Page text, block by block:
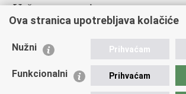
Važne poveznice
Ministarstvo unutarnjih poslova
Udruge
Policijska akademija
Ova stranica upotrebljava kolačiće
Nužni Prihvaćam
Funkcionalni Prihvaćam